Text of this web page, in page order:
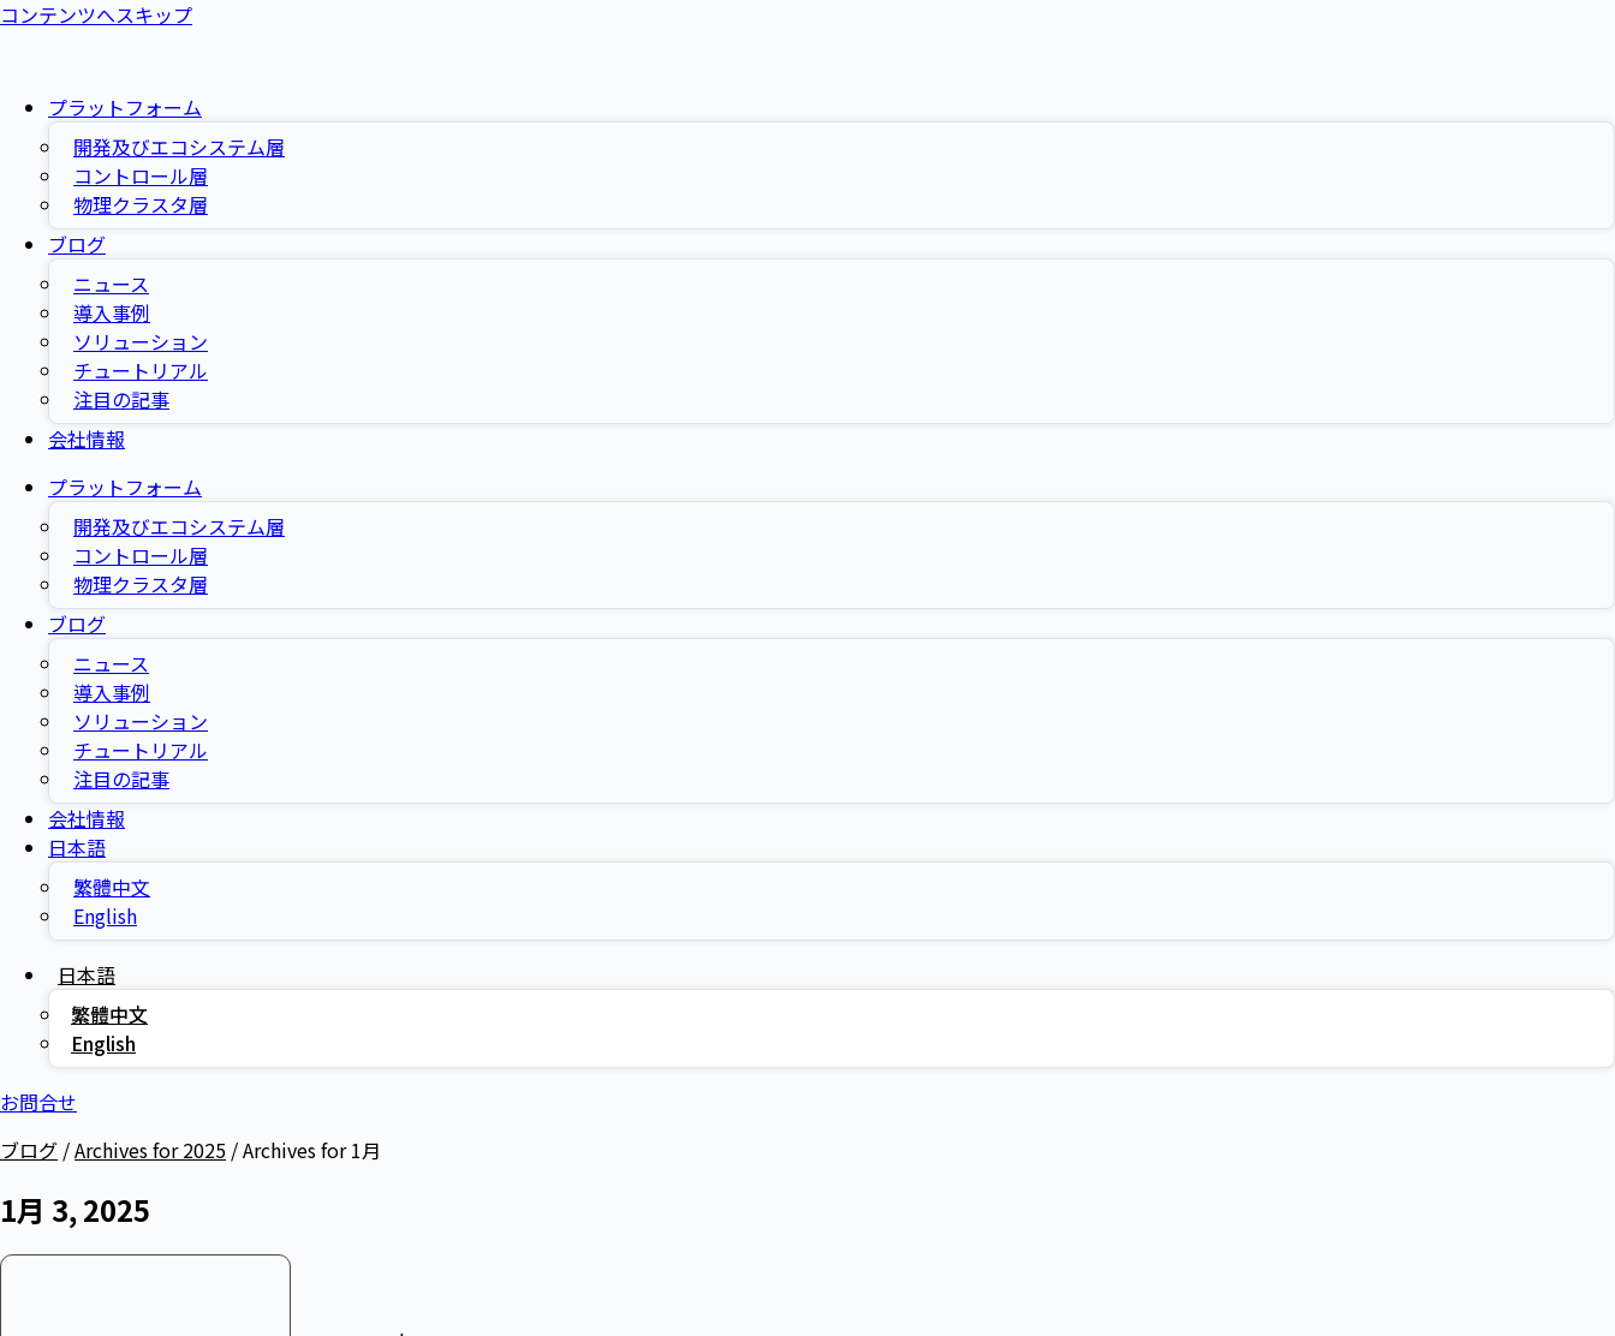
コンテンツへスキップ
プラットフォーム
開発及びエコシステム層
コントロール層
物理クラスタ層
ブログ
ニュース
導入事例
ソリューション
チュートリアル
注目の記事
会社情報
プラットフォーム
開発及びエコシステム層
コントロール層
物理クラスタ層
ブログ
ニュース
導入事例
ソリューション
チュートリアル
注目の記事
会社情報
日本語
繁體中文
English
日本語
繁體中文
English
お問合せ
ブログ /Archives for 2025 /Archives for 1月
1月 3, 2025